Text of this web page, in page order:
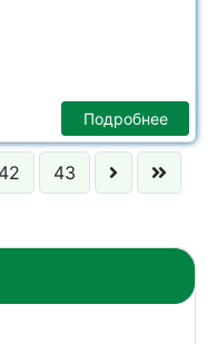
Подробнее
42 43